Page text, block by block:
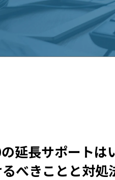
延長サポートは
べきことと対処